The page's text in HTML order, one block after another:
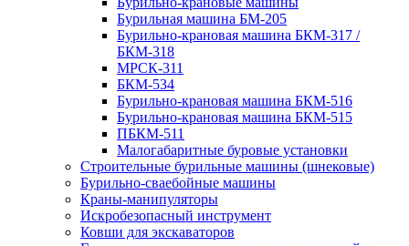
Бурильная машина БМ-205
Бурильно-крановая машина БКМ-317 /
БКМ-318
МРСК-311
БКМ-534
Бурильно-крановая машина БКМ-516
Бурильно-крановая машина БКМ-515
ПБКМ-511
Малогабаритные буровые установки
Строительные бурильные машины (шнековые)
Бурильно-сваебойные машины
Краны-манипуляторы
Искробезопасный инструмент
Ковши для экскаваторов